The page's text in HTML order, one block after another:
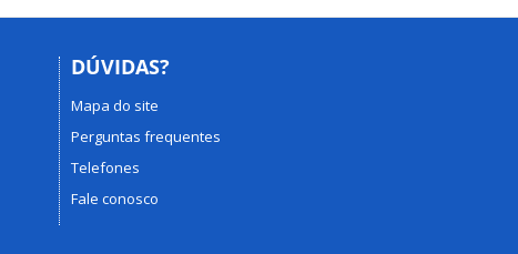
DÚVIDAS?
Mapa do site
Perguntas frequentes
Telefones
Fale conosco